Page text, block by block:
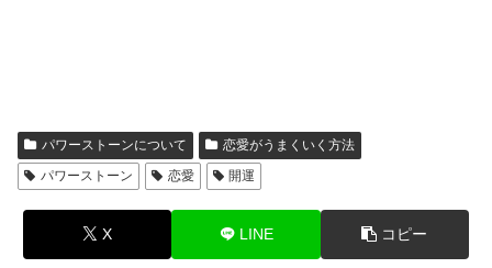
パワーストーンについて
恋愛がうまくいく方法
パワーストーン
恋愛 開運
X LINE コピー